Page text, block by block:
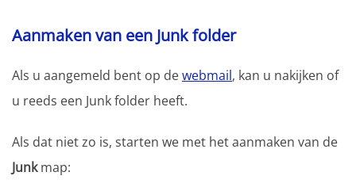
Aanmaken van een Junk folder
Als u aangemeld bent op dewebmail, kan u nakijken of
u reeds een Junk folder heeft.
Als dat niet zo is, starten we met het aanmaken van de
Junkmap: